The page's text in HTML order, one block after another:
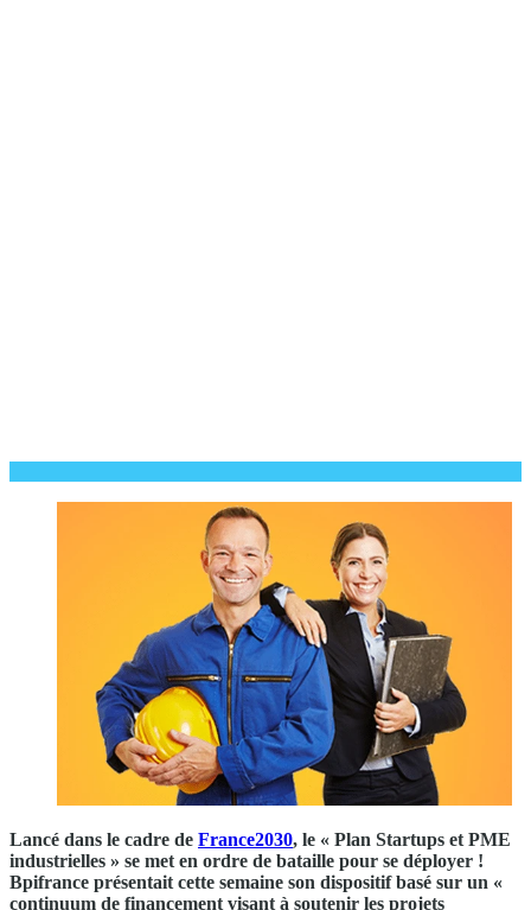
Lancé dans le cadre de France2030, le « Plan Startups et PME
industrielles » se met en ordre de bataille pour se déployer !
Bpifrance présentait cette semaine son dispositif basé sur un «
continuum de financement visant à soutenir les projets